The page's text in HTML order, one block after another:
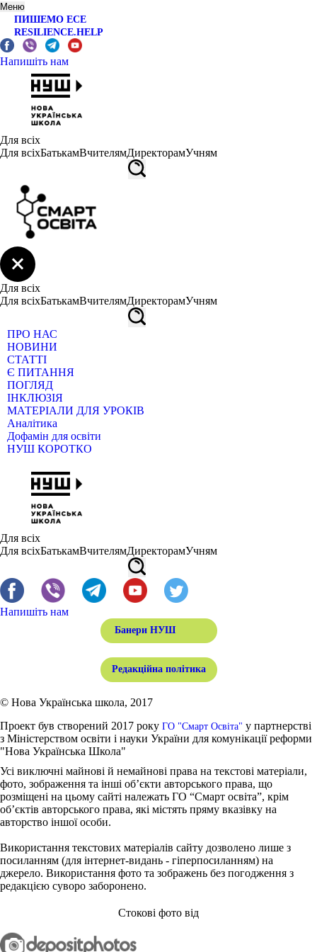
Меню
ПИШЕМО ЕСЕ
RESILIENCE.HELP
Напишіть нам
Для всіх
Для всіхБатькамВчителямДиректорамУчням
Для всіх
Для всіхБатькамВчителямДиректорамУчням
ПРО НАС
НОВИНИ
СТАТТІ
Є ПИТАННЯ
ПОГЛЯД
ІНКЛЮЗІЯ
МАТЕРІАЛИ ДЛЯ УРОКІВ
Аналітика
Дофамін для освіти
НУШ КОРОТКО
Для всіх
Для всіхБатькамВчителямДиректорамУчням
Напишіть нам
Банери НУШ
Редакційна політика
© Нова Українська школа, 2017
Проект був створений 2017 року ГО "Смарт Освіта" у партнерстві
з Міністерством освіти і науки України для комунікації реформи
"Нова Українська Школа"
Усі виключні майнові й немайнові права на текстові матеріали,
фото, зображення та інші об’єкти авторського права, що
розміщені на цьому сайті належать ГО “Смарт освіта”, крім
об’єктів авторського права, які містять пряму вказівку на
авторство іншої особи.
Використання текстових матеріалів сайту дозволено лише з
посиланням (для інтернет-видань - гіперпосиланням) на
джерело. Використання фото та зображень без погодження з
редакцією суворо заборонено.
Стокові фото від